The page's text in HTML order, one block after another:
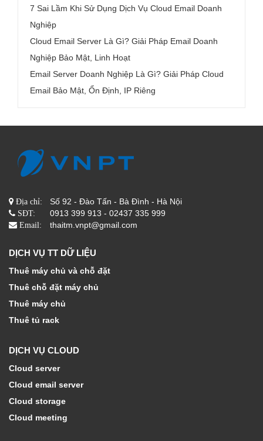
7 Sai Lầm Khi Sử Dụng Dịch Vụ Cloud Email Doanh
Nghiệp
Cloud Email Server Là Gì? Giải Pháp Email Doanh
Nghiệp Bảo Mật, Linh Hoạt
Email Server Doanh Nghiệp Là Gì? Giải Pháp Cloud
Email Bảo Mật, Ổn Định, IP Riêng
Địa chỉ: Số 92 - Đào Tấn - Bà Đình - Hà Nội
SĐT: 0913 399 913 - 02437 335 999
Email: thaitm.vnpt@gmail.com
DỊCH VỤ TT DỮ LIỆU
Thuê máy chủ và chỗ đặt
Thuê chỗ đặt máy chủ
Thuê máy chủ
Thuê tủ rack
DỊCH VỤ CLOUD
Cloud server
Cloud email server
Cloud storage
Cloud meeting